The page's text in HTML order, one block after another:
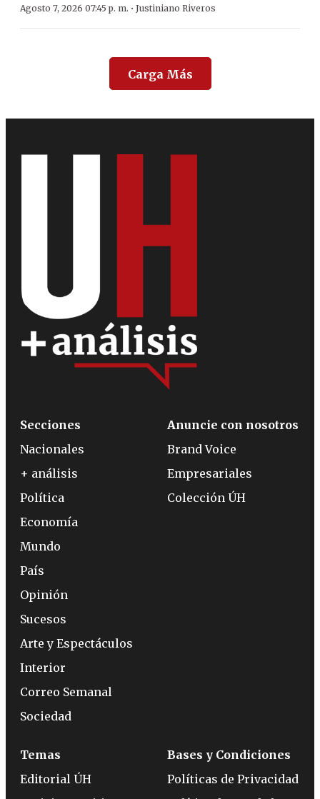
Agosto 7, 2026 07:45 p. m. · Justiniano Riveros
Carga Más
Secciones
Nacionales
+ análisis
Política
Economía
Mundo
País
Opinión
Sucesos
Arte y Espectáculos
Interior
Correo Semanal
Sociedad
Anuncie con nosotros
Brand Voice
Empresariales
Colección ÚH
Temas
Editorial ÚH
Bases y Condiciones
Políticas de Privacidad